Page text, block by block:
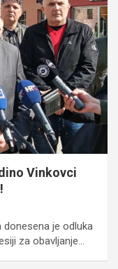
Vinkovci
donesena je odluka
za obavljanje…